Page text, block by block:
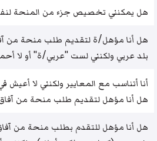
هل يمكنني تخصيص جزء من المنحة
هل أنا مؤهل/ة لتقديم طلب منحة من
بلد عربي ولكنني لست "عربي/ة" أو لا
أنا أتناسب مع المعايير ولكنني لا أعيش
هل أنا مؤهل لتقديم طلب منحة من
هل أنا مؤهل للتقدم بطلب منحة من